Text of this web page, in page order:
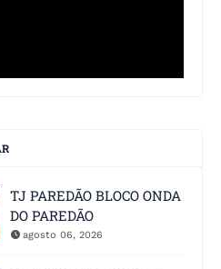
TJ PAREDÃO BLOCO ONDA
DO PAREDÃO
agosto 06, 2026